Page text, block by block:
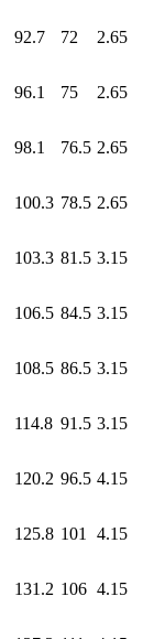
92.7 72 2.65
96.1 75 2.65
98.1 76.5 2.65
100.3 78.5 2.65
103.3 81.5 3.15
106.5 84.5 3.15
108.5 86.5 3.15
114.8 91.5 3.15
120.2 96.5 4.15
125.8 101 4.15
131.2 106 4.15